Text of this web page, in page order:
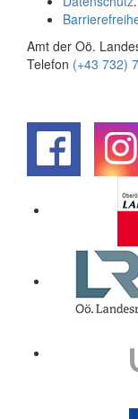
Amt der Oö.
Telefon (+43 732)